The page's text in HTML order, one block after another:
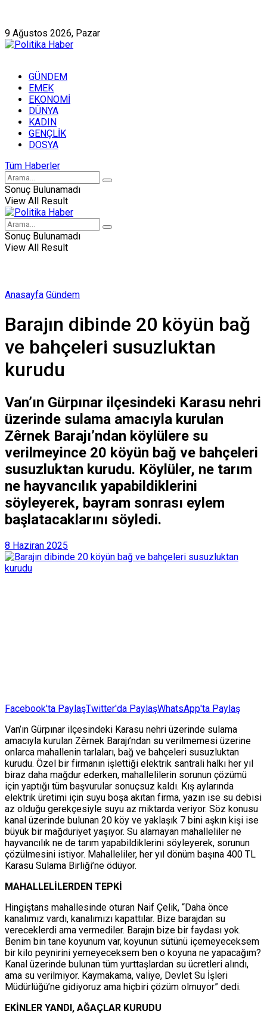
9 Ağustos 2026, Pazar
GÜNDEM
EMEK
EKONOMİ
DÜNYA
KADIN
GENÇLİK
DOSYA
Tüm Haberler
Sonuç Bulunamadı
View All Result
Sonuç Bulunamadı
View All Result
Anasayfa Gündem
Barajın dibinde 20 köyün bağ
ve bahçeleri susuzluktan
kurudu
Van’ın Gürpınar ilçesindeki Karasu nehri
üzerinde sulama amacıyla kurulan
Zêrnek Barajı’ndan köylülere su
verilmeyince 20 köyün bağ ve bahçeleri
susuzluktan kurudu. Köylüler, ne tarım
ne hayvancılık yapabildiklerini
söyleyerek, bayram sonrası eylem
başlatacaklarını söyledi.
8 Haziran 2025
Facebook'ta PaylaşTwitter'da PaylaşWhatsApp'ta Paylaş
Van’ın Gürpınar ilçesindeki Karasu nehri üzerinde sulama
amacıyla kurulan Zêrnek Barajı’ndan su verilmemesi üzerine
onlarca mahallenin tarlaları, bağ ve bahçeleri susuzluktan
kurudu. Özel bir firmanın işlettiği elektrik santrali halkı her yıl
biraz daha mağdur ederken, mahallelilerin sorunun çözümü
için yaptığı tüm başvurular sonuçsuz kaldı. Kış aylarında
elektrik üretimi için suyu boşa akıtan firma, yazın ise su debisi
az olduğu gerekçesiyle suyu az miktarda veriyor. Söz konusu
kanal üzerinde bulunan 20 köy ve yaklaşık 7 bini aşkın kişi ise
büyük bir mağduriyet yaşıyor. Su alamayan mahalleliler ne
hayvancılık ne de tarım yapabildiklerini söyleyerek, sorunun
çözülmesini istiyor. Mahalleliler, her yıl dönüm başına 400 TL
Karasu Sulama Birliği’ne ödüyor.
MAHALLELİLERDEN TEPKİ
Hingiştans mahallesinde oturan Naif Çelik, “Daha önce
kanalımız vardı, kanalımızı kapattılar. Bize barajdan su
vereceklerdi ama vermediler. Barajın bize bir faydası yok.
Benim bin tane koyunum var, koyunun sütünü içemeyeceksem
bir kilo peynirini yemeyeceksem ben o koyuna ne yapacağım?
Kanal üzerinde bulunan tüm yurttaşlardan su ücretleri alındı,
ama su verilmiyor. Kaymakama, valiye, Devlet Su İşleri
Müdürlüğü’ne gidiyoruz ama hiçbiri çözüm olmuyor” dedi.
EKİNLER YANDI, AĞAÇLAR KURUDU